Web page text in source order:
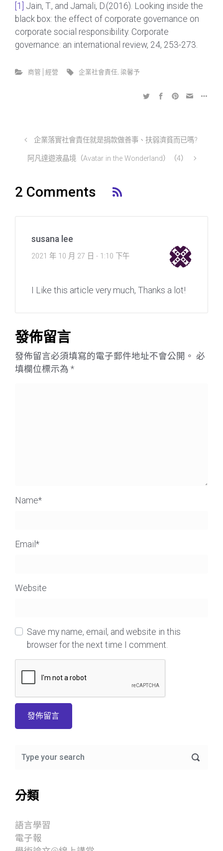
[1]
Jain, T., and Jamali, D.(2016). Looking inside the
black box: the effect of corporate governance on
corporate social responsibility. Corporate
governance: an international review, 24, 253-273.
商管│經營 企業社會責任 ,梁馨予
企業落實社會責任就是捐款做善事、扶弱濟貧而已嗎?
阿凡達遊液晶境（Avatar in the Wonderland）（4）
2 Comments
susana lee
2021 年 10 月 27 日 - 1:10 下午
I Like this article very much, Thanks a lot!
發佈留言
發佈留言必須填寫的電子郵件地址不會公開。 必
填欄位標示為 *
Name*
Email *
Website
Save my name, email, and website in this
browser for the next time I comment.
分類
語言學習
電子報